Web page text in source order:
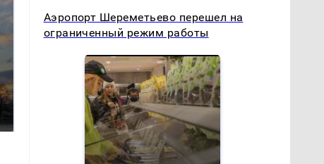
В магазинах России
ажиотаж из-за этого
продукта: что купить?
СМИ: В Химках на
полицейскую
машину напали и
подожгли.
Аэропорт Шереметьево перешел на
ограниченный режим работы